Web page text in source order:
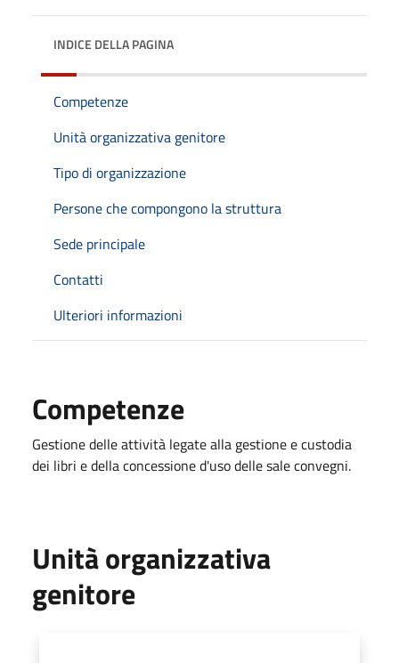
INDICE DELLA PAGINA
Competenze
Unità organizzativa genitore
Tipo di organizzazione
Persone che compongono la struttura
Sede principale
Contatti
Ulteriori informazioni
Competenze
Gestione delle attività legate alla gestione e custodia
dei libri e della concessione d'uso delle sale convegni.
Unità organizzativa
genitore